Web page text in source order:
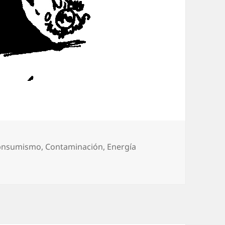
, Contaminación, Energía